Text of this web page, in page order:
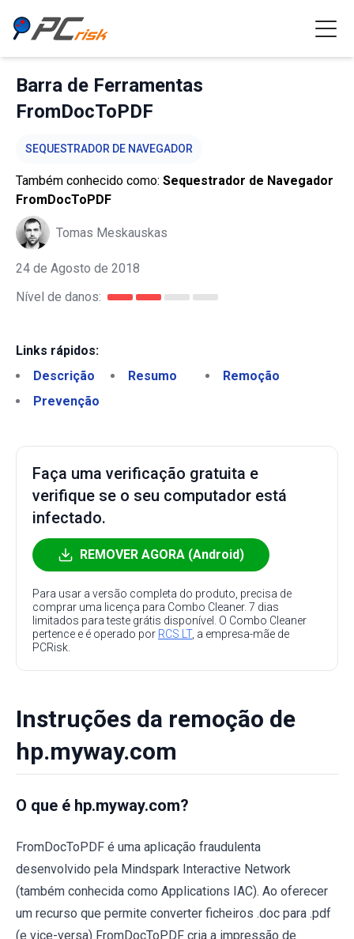
Barra de Ferramentas
FromDocToPDF
SEQUESTRADOR DE NAVEGADOR
Também conhecido como: Sequestrador de Navegador
FromDocToPDF
Tomas Meskauskas
24 de Agosto de 2018
Nível de danos:
Links rápidos:
Descrição
Resumo
Remoção
Prevenção
Faça uma verificação gratuita e
verifique se o seu computador está
infectado.
REMOVER AGORA (Android)
Para usar a versão completa do produto, precisa de
comprar uma licença para Combo Cleaner. 7 dias
limitados para teste grátis disponível. O Combo Cleaner
pertence e é operado por RCS LT, a empresa-mãe de
PCRisk.
Instruções da remoção de
hp.myway.com
O que é hp.myway.com?
FromDocToPDF é uma aplicação fraudulenta
desenvolvido pela Mindspark Interactive Network
(também conhecida como Applications IAC). Ao oferecer
um recurso que permite converter ficheiros .doc para .pdf
(e vice-versa) FromDocToPDF cria a impressão de